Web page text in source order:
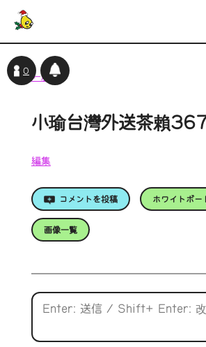
←戻る
小瑜台灣外送茶賴
編集
0
コメントを投稿 ホワイトボー
画像一覧